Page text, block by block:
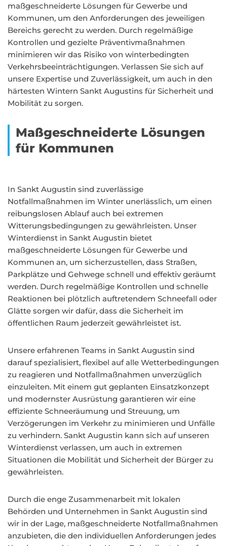
maßgeschneiderte Lösungen für Gewerbe und
Kommunen, um den Anforderungen des jeweiligen
Bereichs gerecht zu werden. Durch regelmäßige
Kontrollen und gezielte Präventivmaßnahmen
minimieren wir das Risiko von winterbedingten
Verkehrsbeeinträchtigungen. Verlassen Sie sich auf
unsere Expertise und Zuverlässigkeit, um auch in den
härtesten Wintern Sankt Augustins für Sicherheit und
Mobilität zu sorgen.
Maßgeschneiderte Lösungen
für Kommunen
In Sankt Augustin sind zuverlässige
Notfallmaßnahmen im Winter unerlässlich, um einen
reibungslosen Ablauf auch bei extremen
Witterungsbedingungen zu gewährleisten. Unser
Winterdienst in Sankt Augustin bietet
maßgeschneiderte Lösungen für Gewerbe und
Kommunen an, um sicherzustellen, dass Straßen,
Parkplätze und Gehwege schnell und effektiv geräumt
werden. Durch regelmäßige Kontrollen und schnelle
Reaktionen bei plötzlich auftretendem Schneefall oder
Glätte sorgen wir dafür, dass die Sicherheit im
öffentlichen Raum jederzeit gewährleistet ist.
Unsere erfahrenen Teams in Sankt Augustin sind
darauf spezialisiert, flexibel auf alle Wetterbedingungen
zu reagieren und Notfallmaßnahmen unverzüglich
einzuleiten. Mit einem gut geplanten Einsatzkonzept
und modernster Ausrüstung garantieren wir eine
effiziente Schneeräumung und Streuung, um
Verzögerungen im Verkehr zu minimieren und Unfälle
zu verhindern. Sankt Augustin kann sich auf unseren
Winterdienst verlassen, um auch in extremen
Situationen die Mobilität und Sicherheit der Bürger zu
gewährleisten.
Durch die enge Zusammenarbeit mit lokalen
Behörden und Unternehmen in Sankt Augustin sind
wir in der Lage, maßgeschneiderte Notfallmaßnahmen
anzubieten, die den individuellen Anforderungen jedes